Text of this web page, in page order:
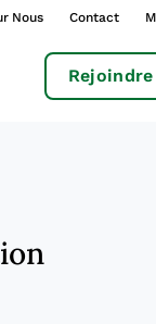
Nous Contact